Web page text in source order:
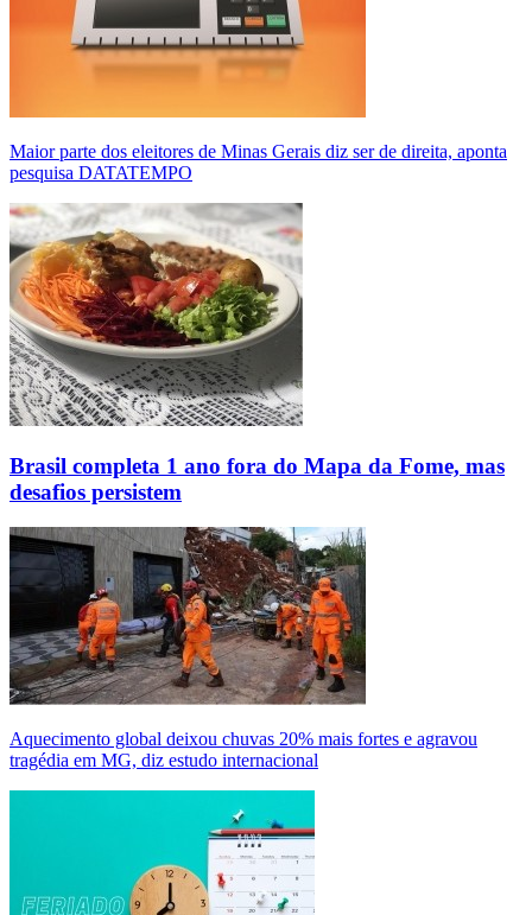
Maior parte dos eleitores de Minas Gerais diz ser de direita, aponta
pesquisa DATATEMPO
Brasil completa 1 ano fora do Mapa da Fome, mas
desafios persistem
Aquecimento global deixou chuvas 20% mais fortes e agravou
tragédia em MG, diz estudo internacional